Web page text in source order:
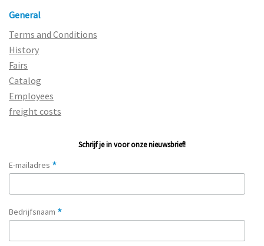
General
Terms and Conditions
History
Fairs
Catalog
Employees
freight costs
Schrijf je in voor onze nieuwsbrief!
E-mailadres *
Bedrijfsnaam *